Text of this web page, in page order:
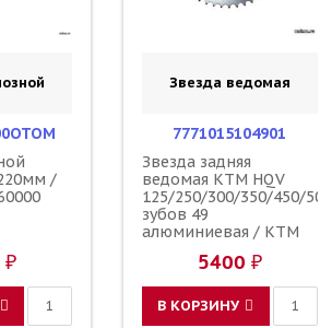
/
₽
Звезда ведомая
7771015104901
Звезда задняя
ведомая KTM HQV
125/250/300/350/450/500
зубов 49
алюминиевая / KTM
5400 ₽
В КОРЗИНУ